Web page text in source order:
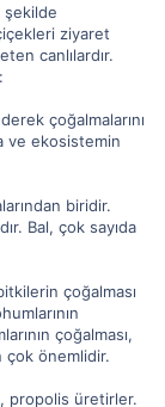
şekilde
ziyaret
canlılardır.
çoğalmalarını
ve ekosistemin
biridir.
Bal, çok sayıda
çoğalması
çoğalması,
çok önemlidir.
propolis üretirler.